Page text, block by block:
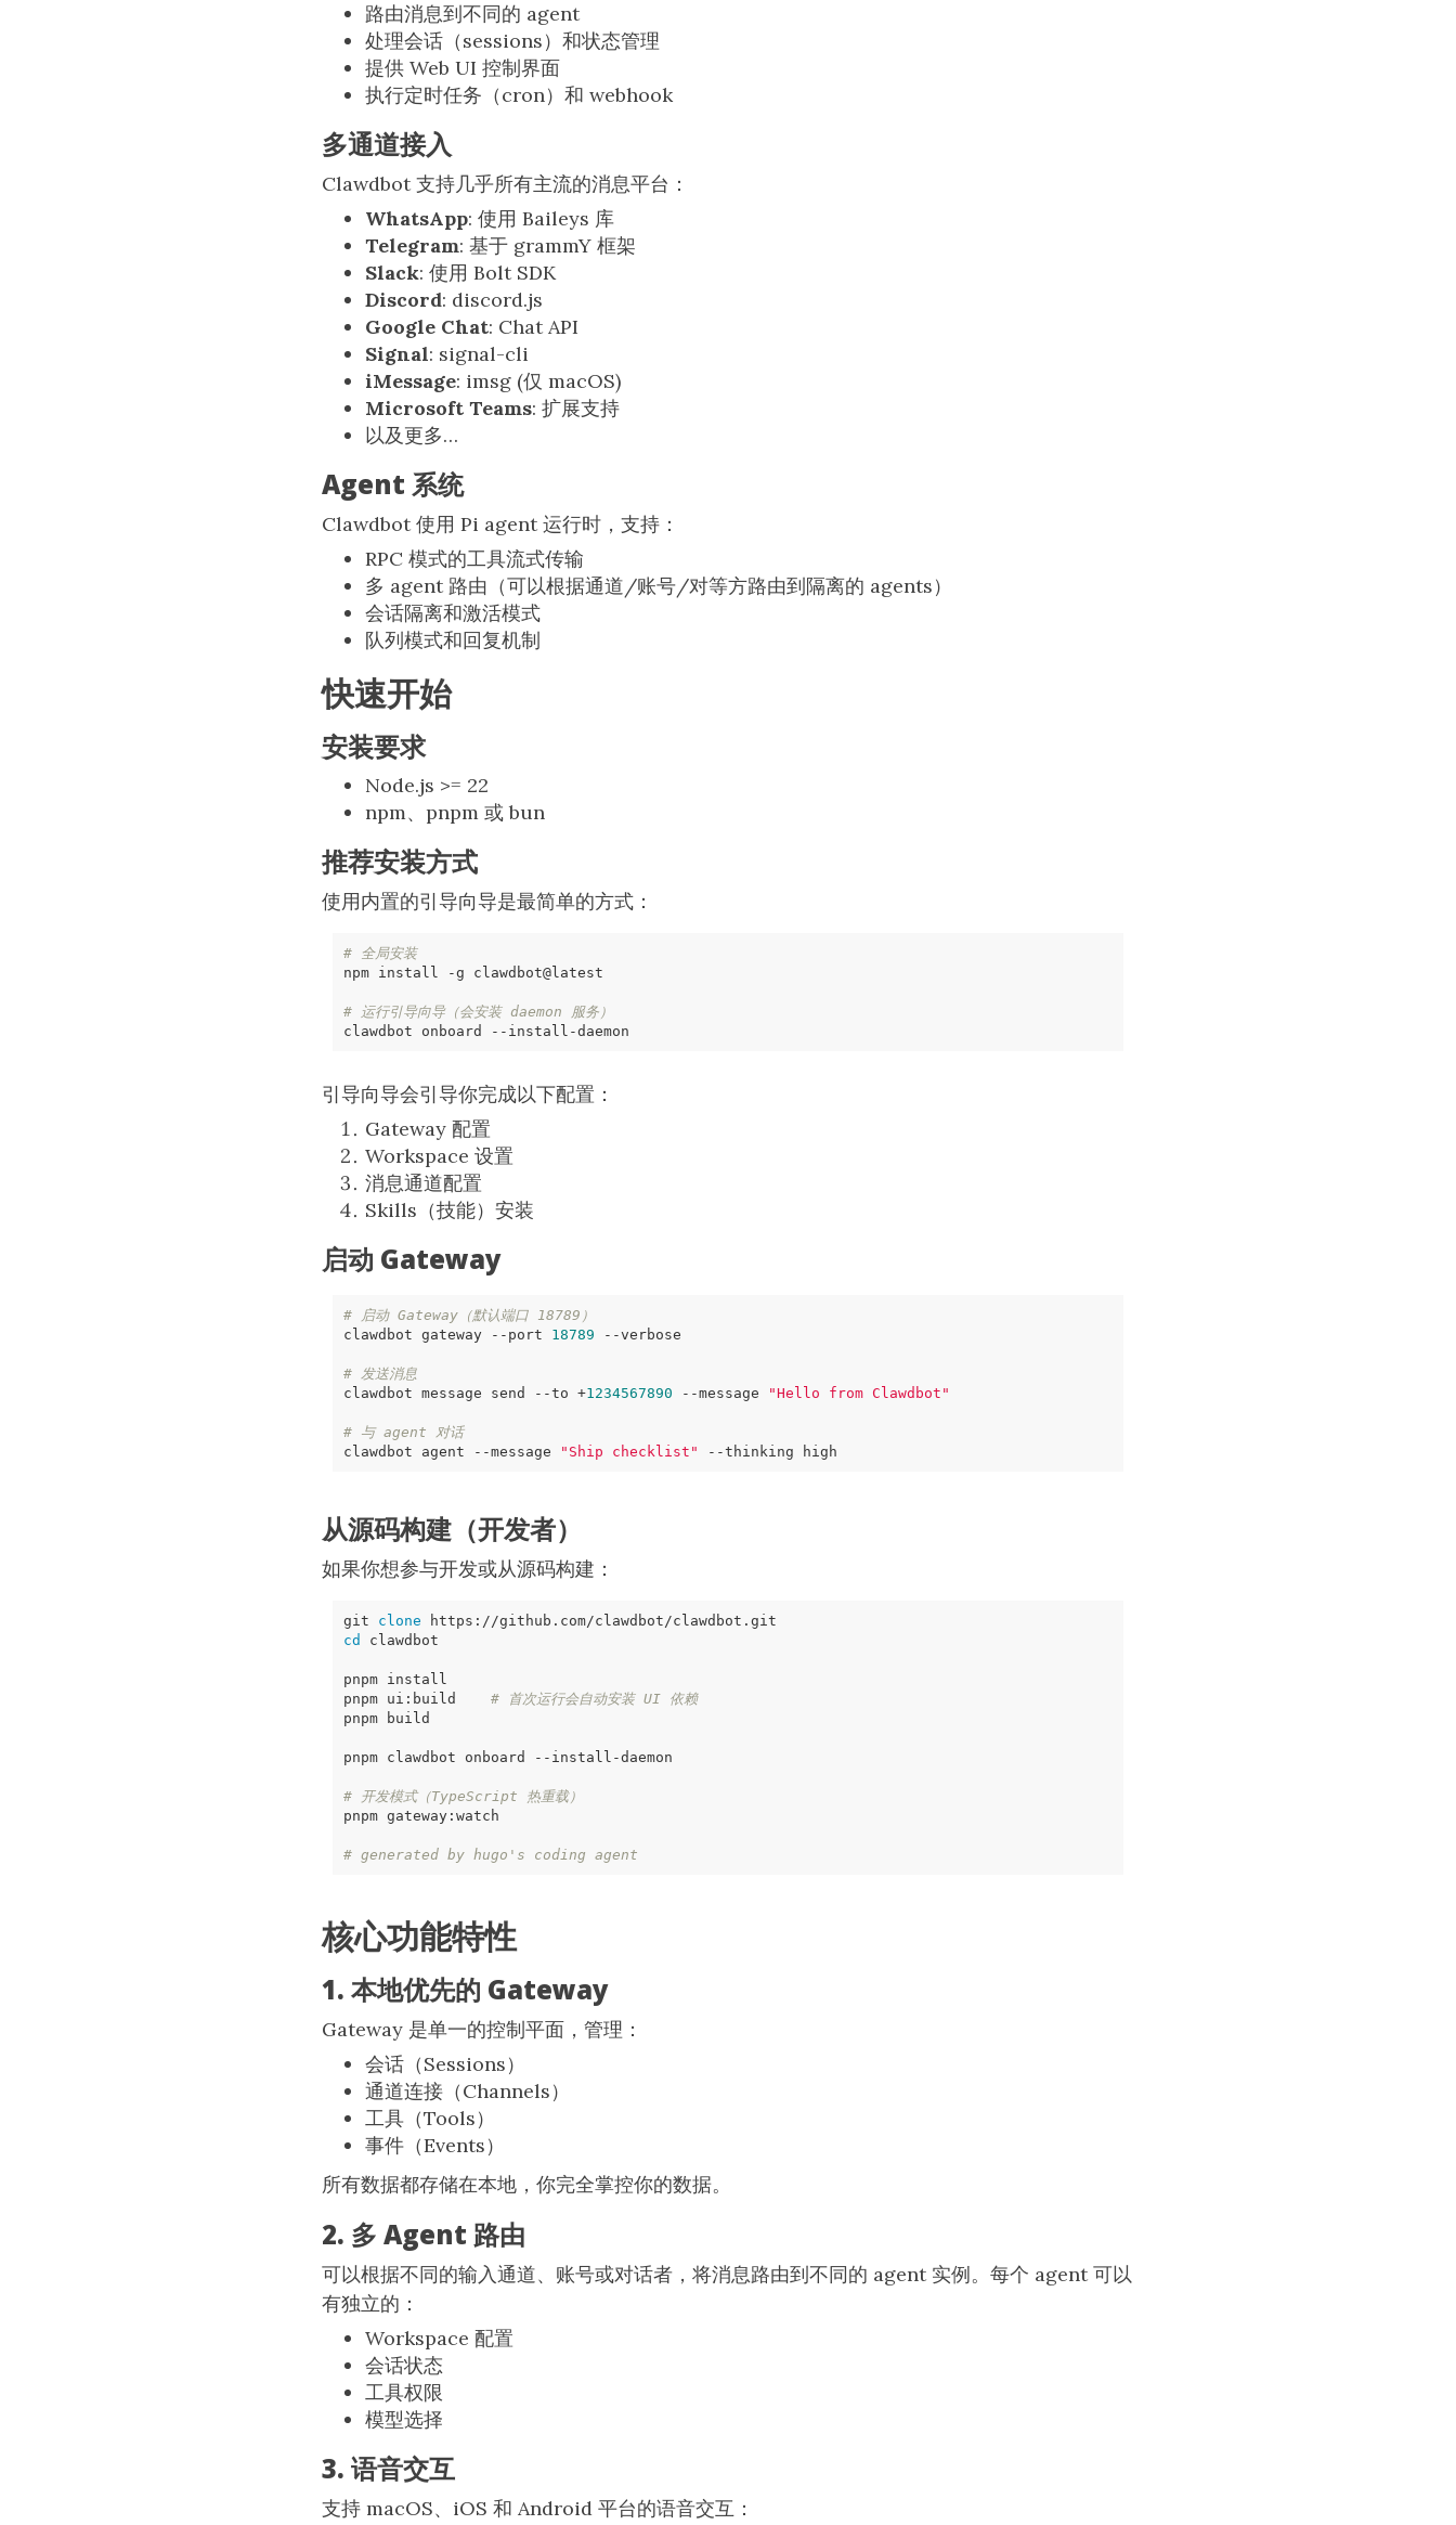
路由消息到不同的 agent
处理会话（sessions）和状态管理
提供 Web UI 控制界面
执行定时任务（cron）和 webhook
多通道接入
Clawdbot 支持几乎所有主流的消息平台：
WhatsApp: 使用 Baileys 库
Telegram: 基于 grammY 框架
Slack: 使用 Bolt SDK
Discord: discord.js
Google Chat: Chat API
Signal: signal-cli
iMessage: imsg (仅 macOS)
Microsoft Teams: 扩展支持
以及更多…
Agent 系统
Clawdbot 使用 Pi agent 运行时，支持：
RPC 模式的工具流式传输
多 agent 路由（可以根据通道/账号/对等方路由到隔离的 agents）
会话隔离和激活模式
队列模式和回复机制
快速开始
安装要求
Node.js >= 22
npm、pnpm 或 bun
推荐安装方式
使用内置的引导向导是最简单的方式：
# 全局安装
# 运行引导向导（会安装 daemon 服务）
引导向导会引导你完成以下配置：
Gateway 配置
Workspace 设置
消息通道配置
Skills（技能）安装
启动 Gateway
# 启动 Gateway（默认端口 18789）
clawdbot gateway --port 18789
# 发送消息
clawdbot message send --to +1234567890 --message "Hello from Clawdbot"
# 与 agent 对话
clawdbot agent --message
"Ship checklist"
从源码构建（开发者）
如果你想参与开发或从源码构建：
git clone
cd
pnpm ui:build # 首次运行会自动安装 UI 依赖
# 开发模式（TypeScript 热重载）
# generated by hugo's coding agent
核心功能特性
1. 本地优先的 Gateway
Gateway 是单一的控制平面，管理：
会话（Sessions）
通道连接（Channels）
工具（Tools）
事件（Events）
所有数据都存储在本地，你完全掌控你的数据。
2. 多 Agent 路由
可以根据不同的输入通道、账号或对话者，将消息路由到不同的 agent 实例。每个 agent 可以
有独立的：
Workspace 配置
会话状态
工具权限
模型选择
3. 语音交互
支持 macOS、iOS 和 Android 平台的语音交互：